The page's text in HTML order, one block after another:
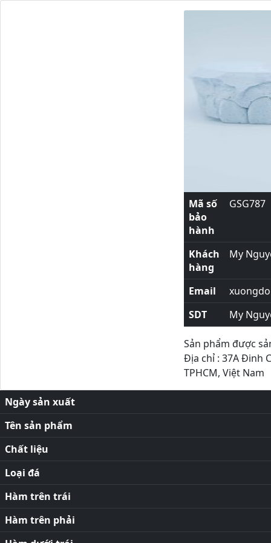
Mã số
bảo
hành
GSG787
Khách
hàng
My
Email
SDT
My
Sản phẩm được
Địa chỉ : 37A Đinh
TPHCM, Việt Nam
Ngày sản xuất
Tên sản phẩm
Chất liệu
Loại đá
Hàm trên trái
Hàm trên phải